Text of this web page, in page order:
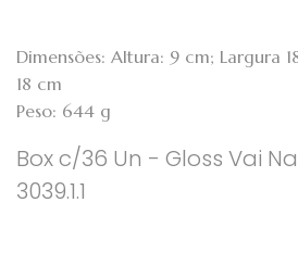
Dimensões: Altura: 9 cm; Largura
18 cm
Peso: 644 g
Box c/36 Un - Gloss Vai
3039.1.1